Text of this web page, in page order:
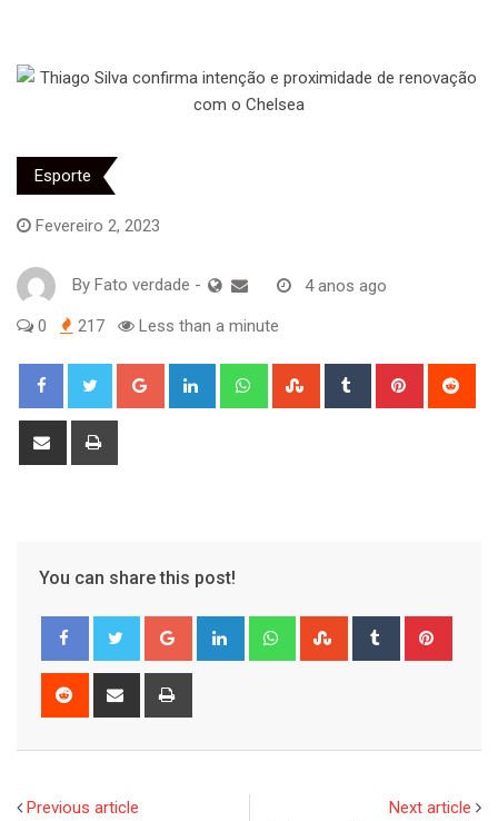
Esporte
Fevereiro 2, 2023
By Fato verdade - 4 anos ago
0 217 Less than a minute
Google+ LinkedIn WhatsappStumbleUpon
Tumblr Pinterest
Share
You can share this post!
Google+ LinkedIn WhatsappStumbleUpon
Tumblr
Reddit
Share
Previous article Next article